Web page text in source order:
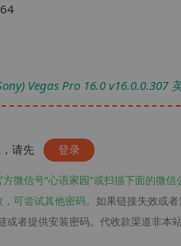
Vegas Pro 16.0 v16.0.0.307
请先 登录
微信号“心语家园“或扫描下面的微
可尝试其他密码。 如果链接失效或
或者提供安装密码。代收款渠道非本